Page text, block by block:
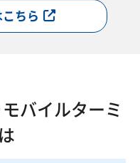
ちら
バイルターミ